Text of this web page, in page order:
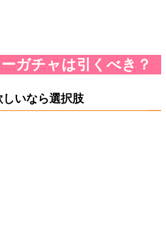
ガチャは引くべき？
いなら選択肢